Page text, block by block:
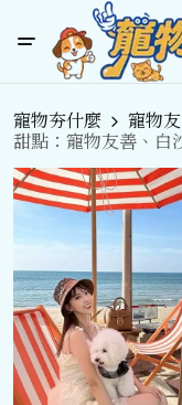
寵物夯什麼 寵物
甜點：寵物友善、白